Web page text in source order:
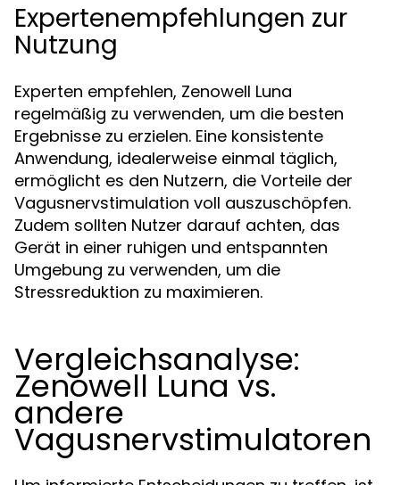
Expertenempfehlungen zur
Nutzung
Experten empfehlen, Zenowell Luna
regelmäßig zu verwenden, um die besten
Ergebnisse zu erzielen. Eine konsistente
Anwendung, idealerweise einmal täglich,
ermöglicht es den Nutzern, die Vorteile der
Vagusnervstimulation voll auszuschöpfen.
Zudem sollten Nutzer darauf achten, das
Gerät in einer ruhigen und entspannten
Umgebung zu verwenden, um die
Stressreduktion zu maximieren.
Vergleichsanalyse:
Zenowell Luna vs.
andere
Vagusnervstimulatoren